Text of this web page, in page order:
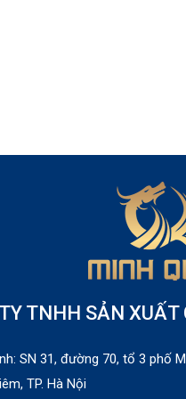
TNHH SẢN
SN 31, đường 70, tổ 3 phố
TP. Hà Nội